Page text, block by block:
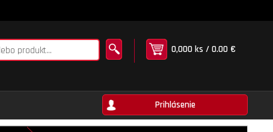
0,000 ks / 0.00 €
Prihlásenie